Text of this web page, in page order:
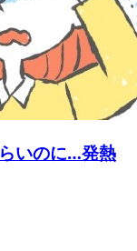
いのに…発熱